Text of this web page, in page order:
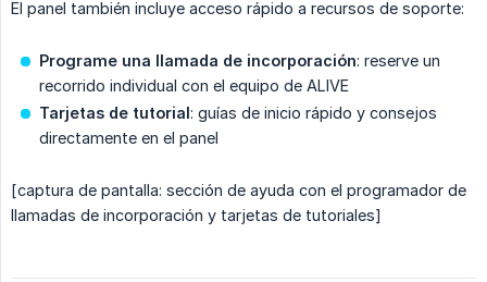
El panel también incluye acceso rápido a recursos de soporte:
Programe una llamada de incorporación: reserve un
recorrido individual con el equipo de ALIVE
Tarjetas de tutorial: guías de inicio rápido y consejos
directamente en el panel
[captura de pantalla: sección de ayuda con el programador de
llamadas de incorporación y tarjetas de tutoriales]